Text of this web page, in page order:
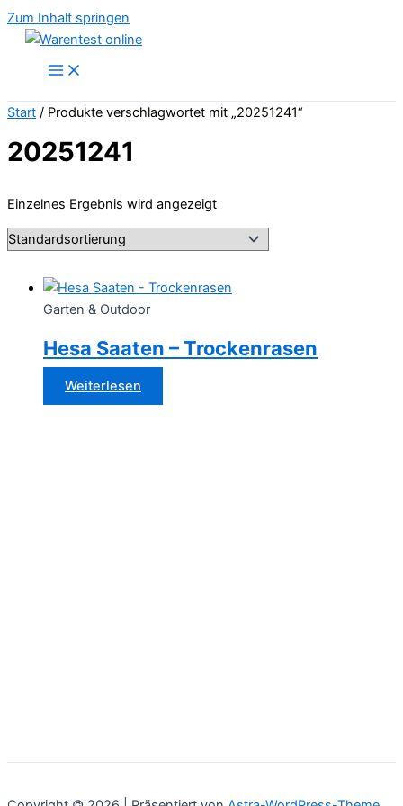
Zum Inhalt springen
Start / Produkte verschlagwortet mit „20251241“
20251241
Einzelnes Ergebnis wird angezeigt
Garten & Outdoor
Hesa Saaten – Trockenrasen
Weiterlesen